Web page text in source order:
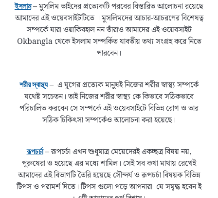
ইসলাম– মুসলিম ভাইদের প্রত্যেকটি পরবের বিস্তারিত আলোচনা রয়েছে
আমাদের এই ওয়েবসাইটটিতে । মুসলিমদের আচার-আচরণের বিশেষত্ব
সম্পর্কে যারা ওয়াকিবহাল নন তাঁরাও আমাদের এই ওয়েবসাইট
Okbangla থেকে ইসলাম সম্পর্কিত যাবতীয় তথ্য সংগ্রহ করে নিতে
পারবেন।
শরীর স্বাস্থ্য– এ যুগের প্রত্যেক মানুষই নিজের শরীর স্বাস্থ্য সম্পর্কে
যথেষ্ট সচেতন। তাই নিজের শরীর স্বাস্থ্য কে কিভাবে সঠিকভাবে
পরিচালিত করবেন সে সম্পর্কে এই ওয়েবসাইটে বিভিন্ন রোগ ও তার
সঠিক চিকিৎসা সম্পর্কেও আলোচনা করা হয়েছে।
রূপচর্চা– রূপচর্চা এখন শুধুমাত্র মেয়েদেরই একচ্ছত্র বিষয় নয়,
পুরুষেরা ও হয়েছে এর মধ্যে শামিল। সেই সব কথা মাথায় রেখেই
আমাদের এই বিভাগটি তৈরি হয়েছে সৌন্দর্য ও রূপচর্চা বিষয়ক বিভিন্ন
টিপস ও পরামর্শ দিতে। টিপস গুলো পড়ে আপনারা যে সমৃদ্ধ হবেন ই